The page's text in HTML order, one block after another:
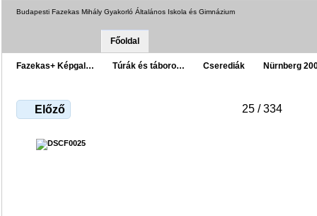
Budapesti Fazekas Mihály Gyakorló Általános Iskola és Gimnázium
Főoldal
Fazekas+ Képgal… Túrák és táboro… Cserediák Nürnberg
Előző 25 / 334